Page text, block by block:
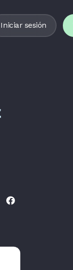
Iniciar sesión